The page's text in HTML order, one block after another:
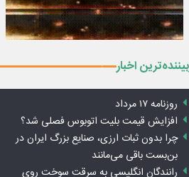
اخبار
روزنامه ۱۷ مرداد
افزایش قیمت بلیت اتوبوس فصلی شد؟
چرا بدون ثبات ارزی، صنایع بزرگ ایران در
بن‌بست باقی می‌مانند
رانندگان انگلیسی به سرقت سوخت روی